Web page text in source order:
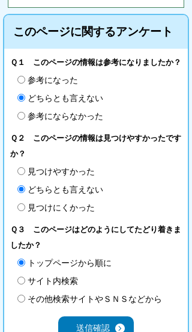
このページに関するアンケート
Ｑ１ このページの情報は参考になりましたか？
参考になった
どちらとも言えない
参考にならなかった
Ｑ２ このページの情報は見つけやすかったです
か？
見つけやすかった
どちらとも言えない
見つけにくかった
Ｑ３ このページはどのようにしてたどり着きま
したか？
トップページから順に
サイト内検索
その他検索サイトやＳＮＳなどから